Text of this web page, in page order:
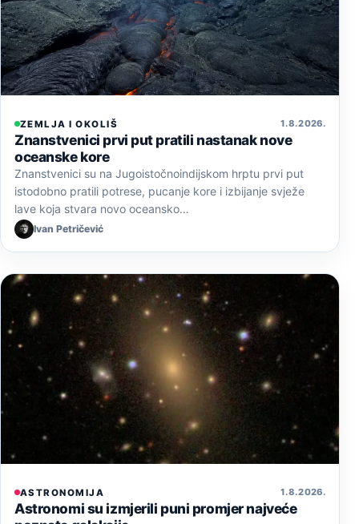
ZEMLJA I OKOLIŠ 1. 8. 2026.
Znanstvenici prvi put pratili nastanak nove
oceanske kore
Znanstvenici su na Jugoistočnoindijskom hrptu prvi put
istodobno pratili potrese, pucanje kore i izbijanje svježe
lave koja stvara novo oceansko…
Ivan Petričević
ASTRONOMIJA 1. 8. 2026.
Astronomi su izmjerili puni promjer najveće